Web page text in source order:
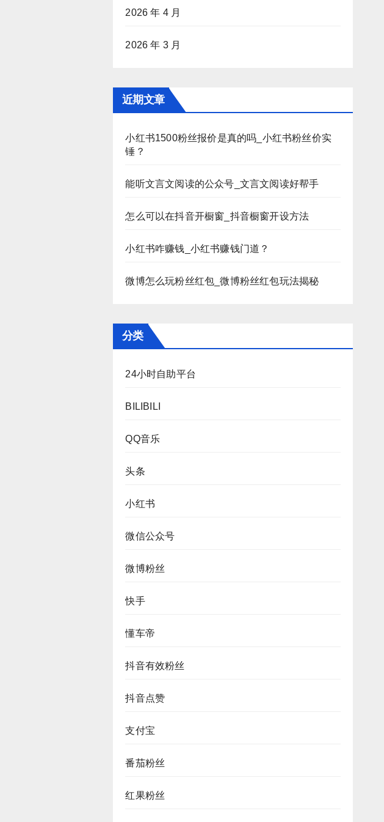
2026 年 4 月
2026 年 3 月
近期文章
小红书1500粉丝报价是真的吗_小红书粉丝价实
锤？
能听文言文阅读的公众号_文言文阅读好帮手
怎么可以在抖音开橱窗_抖音橱窗开设方法
小红书咋赚钱_小红书赚钱门道？
微博怎么玩粉丝红包_微博粉丝红包玩法揭秘
分类
24小时自助平台
BILIBILI
QQ音乐
头条
小红书
微信公众号
微博粉丝
快手
懂车帝
抖音有效粉丝
抖音点赞
支付宝
番茄粉丝
红果粉丝